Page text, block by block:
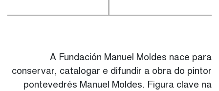
A Fundación Manuel Moldes nace para
conservar, catalogar e difundir a obra do pintor
pontevedrés Manuel Moldes. Figura clave na